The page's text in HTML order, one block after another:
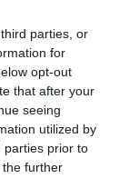
parties, or
for
opt-out
that after your
seeing
utilized by
parties prior to
further